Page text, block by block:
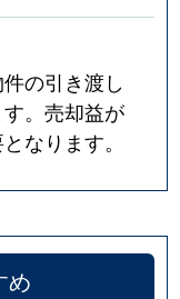
の引き渡し
。売却益が
なります。
め